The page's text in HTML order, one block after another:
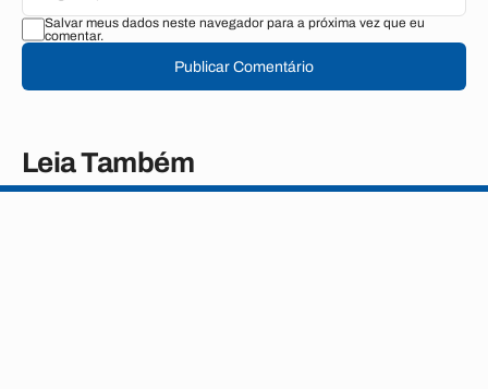
Salvar meus dados neste navegador para a próxima vez que eu
comentar.
Publicar Comentário
Leia Também